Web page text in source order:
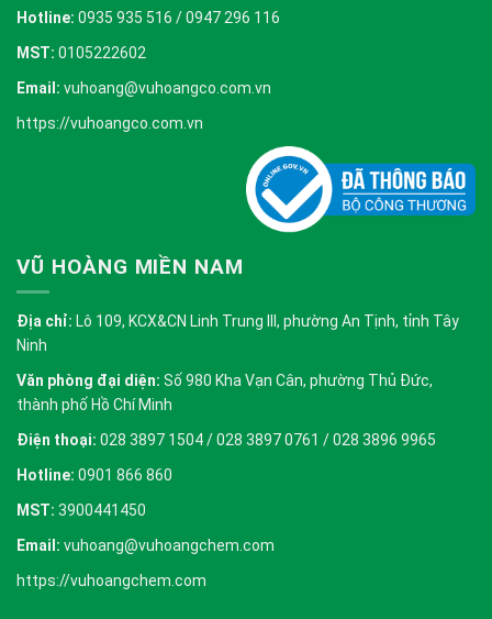
Hotline: 0935 935 516 / 0947 296 116
MST: 0105222602
Email: vuhoang@vuhoangco.com.vn
https://vuhoangco.com.vn
VŨ HOÀNG MIỀN NAM
Địa chỉ: Lô 109, KCX&CN Linh Trung III, phường An Tịnh, tỉnh Tây
Ninh
Văn phòng đại diện: Số 980 Kha Vạn Cân, phường Thủ Đức,
thành phố Hồ Chí Minh
Điện thoại: 028 3897 1504 / 028 3897 0761 / 028 3896 9965
Hotline: 0901 866 860
MST: 3900441450
Email: vuhoang@vuhoangchem.com
https://vuhoangchem.com